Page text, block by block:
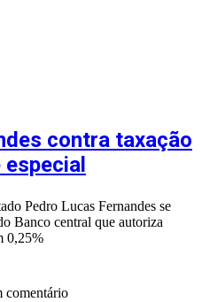
contra taxação
Pedro Lucas Fernandes se
Banco central que autoriza
0,25%
comentário